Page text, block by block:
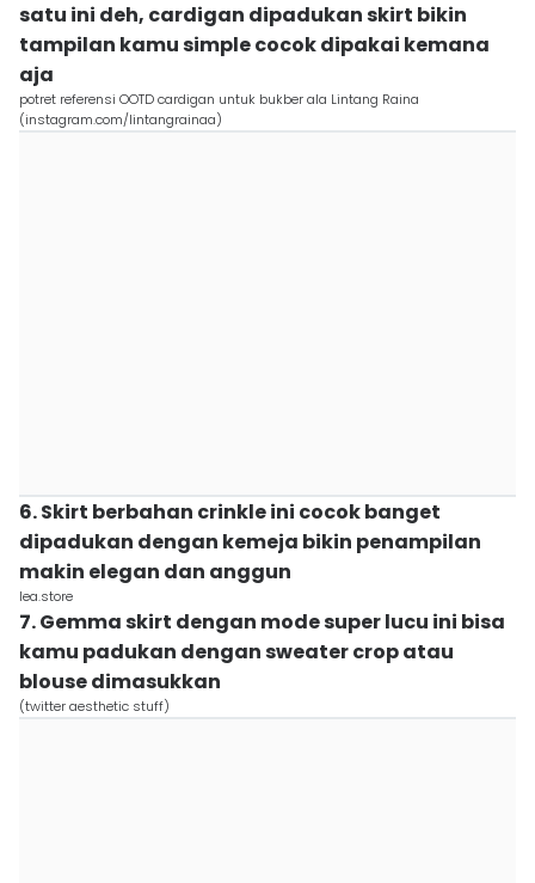
satu ini deh, cardigan dipadukan skirt bikin
tampilan kamu simple cocok dipakai kemana
aja
potret referensi OOTD cardigan untuk bukber ala Lintang Raina
(instagram.com/lintangrainaa)
6. Skirt berbahan crinkle ini cocok banget
dipadukan dengan kemeja bikin penampilan
makin elegan dan anggun
lea.store
7. Gemma skirt dengan mode super lucu ini bisa
kamu padukan dengan sweater crop atau
blouse dimasukkan
(twitter aesthetic stuff)